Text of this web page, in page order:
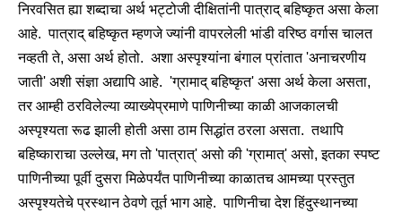
निरवसित ह्या शब्दाचा अर्थ भट्टोजी दीक्षितांनी पात्राद् बहिष्कृत असा केला
आहे. पात्राद् बहिष्कृत म्हणजे ज्यांनी वापरलेली भांडी वरिष्ठ वर्गास चालत
नव्हती ते, असा अर्थ होतो. अशा अस्पृश्यांना बंगाल प्रांतात 'अनाचरणीय
जाती' अशी संज्ञा अद्यापि आहे. 'ग्रामाद् बहिष्कृत' असा अर्थ केला असता,
तर आम्ही ठरविलेल्या व्याख्येप्रमाणे पाणिनीच्या काळी आजकालची
अस्पृश्यता रूढ झाली होती असा ठाम सिद्धांत ठरला असता. तथापि
बहिष्काराचा उल्लेख, मग तो 'पात्रात्' असो की 'ग्रामात्' असो, इतका स्पष्ट
पाणिनीच्या पूर्वी दुसरा मिळेपर्यंत पाणिनीच्या काळातच आमच्या प्रस्तुत
अस्पृश्यतेचे प्रस्थान ठेवणे तूर्त भाग आहे. पाणिनीचा देश हिंदुस्थानच्या